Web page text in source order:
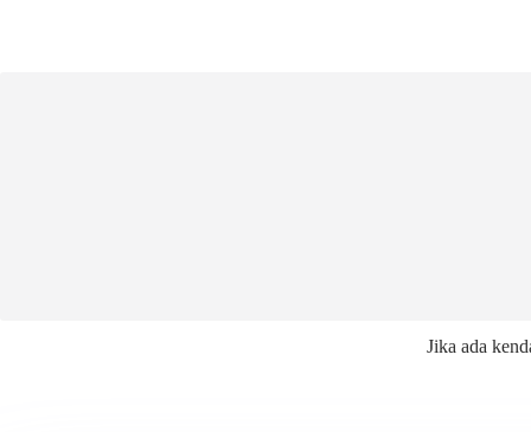
Jika ada